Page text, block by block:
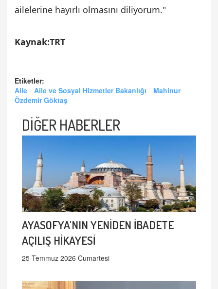
ailelerine hayırlı olmasını diliyorum."
Kaynak:TRT
Etiketler:
Aile
Aile ve Sosyal Hizmetler Bakanlığı
Mahinur
Özdemir Göktaş
DİĞER HABERLER
AYASOFYA'NIN YENİDEN İBADETE
AÇILIŞ HİKAYESİ
25 Temmuz 2026 Cumartesi